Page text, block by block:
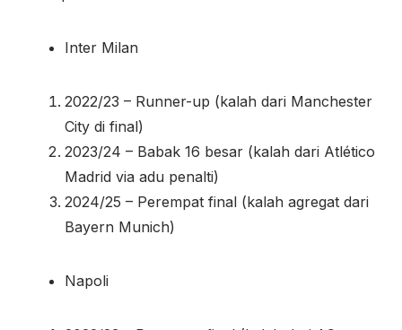
Inter Milan
2022/23 – Runner-up (kalah dari Manchester
City di final)
2023/24 – Babak 16 besar (kalah dari Atlético
Madrid via adu penalti)
2024/25 – Perempat final (kalah agregat dari
Bayern Munich)
Napoli